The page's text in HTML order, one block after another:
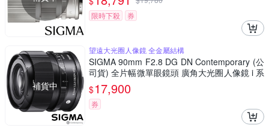
限時下殺
券
補貨中
望遠大光圈人像鏡 全金屬結構
SIGMA 90mm F2.8 DG DN Contemporary (公
司貨) 全片幅微單眼鏡頭 廣角大光圈人像鏡 i 系
列
$17,900
券